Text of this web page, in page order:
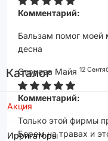
Каталог
Акция
Ирригаторы
Комментарий:
Бальзам помог моей
десна
Струева Майя 12
Комментарий:
Только этой фирмы
Берем на травах и